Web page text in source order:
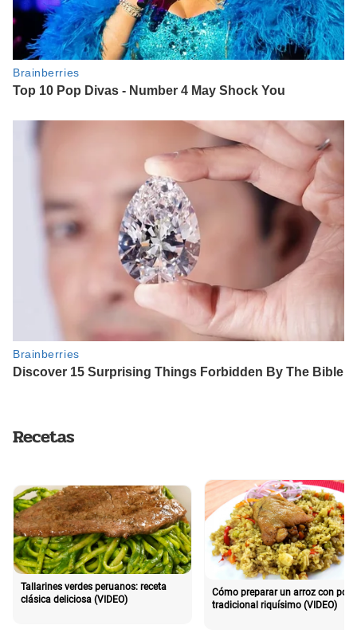
Recetas
Tallarines verdes peruanos: receta
clásica deliciosa (VIDEO)
Cómo preparar un arroz con pollo
tradicional riquísimo (VIDEO)